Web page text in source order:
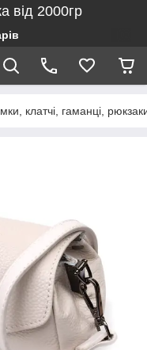
від 2000гр
клатчі, гаманці,